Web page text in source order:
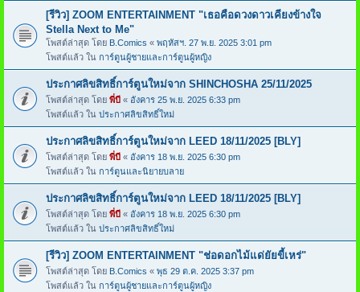
[รีวิว] ZOOM ENTERTAINMENT "เธอคือดวงดาวเคียงข้างใจ
Stella Next to Me"
โพสต์ล่าสุด โดย B.Comics « พฤหัสฯ. 27 พ.ย. 2025 3:01 pm
โพสต์แล้ว ใน การ์ตูนผู้ชายและการ์ตูนผู้หญิง
ประกาศลิขสิทธิ์การ์ตูนใหม่จาก SHINCHOSHA 25/11/2025
โพสต์ล่าสุด โดย พี่บี « อังคาร 25 พ.ย. 2025 6:33 pm
โพสต์แล้ว ใน ประกาศลิขสิทธิ์ใหม่
ประกาศลิขสิทธิ์การ์ตูนใหม่จาก LEED 18/11/2025 [BLY]
โพสต์ล่าสุด โดย พี่บี « อังคาร 18 พ.ย. 2025 6:30 pm
โพสต์แล้ว ใน การ์ตูนและนิยายบลาย
ประกาศลิขสิทธิ์การ์ตูนใหม่จาก LEED 18/11/2025 [BLY]
โพสต์ล่าสุด โดย พี่บี « อังคาร 18 พ.ย. 2025 6:30 pm
โพสต์แล้ว ใน ประกาศลิขสิทธิ์ใหม่
[รีวิว] ZOOM ENTERTAINMENT "ช่อดอกไม้แด่ยัยขี้เหร่"
โพสต์ล่าสุด โดย B.Comics « พุธ 29 ต.ค. 2025 3:37 pm
โพสต์แล้ว ใน การ์ตูนผู้ชายและการ์ตูนผู้หญิง